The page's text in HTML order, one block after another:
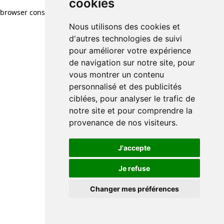
cookies
Nous utilisons des cookies et
d'autres technologies de suivi
pour améliorer votre expérience
de navigation sur notre site, pour
vous montrer un contenu
personnalisé et des publicités
ciblées, pour analyser le trafic de
notre site et pour comprendre la
provenance de nos visiteurs.
J'accepte
Je refuse
Changer mes préférences
browser console for more information)